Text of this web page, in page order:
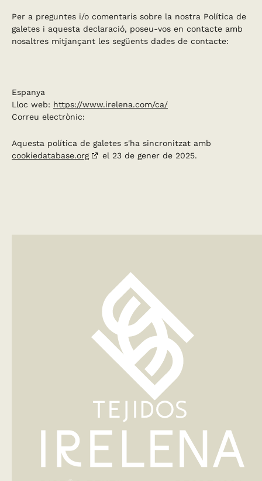
Per a preguntes i/o comentaris sobre la nostra Política de
galetes i aquesta declaració, poseu-vos en contacte amb
nosaltres mitjançant les següents dades de contacte:
Espanya
Lloc web: https://www.irelena.com/ca/
Correu electrònic:
Aquesta política de galetes s'ha sincronitzat amb
cookiedatabase.org
el 23 de gener de 2025.